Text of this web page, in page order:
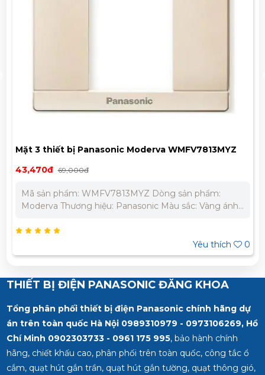
Mặt 3 thiết bị Panasonic Moderva WMFV7813MYZ
43,470đ 69,000đ
Mã sản phẩm: WMFV7813MYZ Dòng sản phẩm:
Moderva Thương hiệu: Panasonic Màu sắc: Vàng ánh
Hành Chính Hãng 12 Tháng Liên hệ chúng tôi để nhận
báo giá tốt nhất cho dự án. Miền Bắc : 0989 310
979 – 0973 106 269 Miền Nam: 0902 303 733 – 0945
Yêu thích 0
THIẾT BỊ ĐIỆN PANASONIC ĐĂNG KHOA
Tổng phân phối thiết bị điện Panasonic chính hãng dự
án trên toàn quốc Hà Nội 0989310979 - 0973106269, Hồ
Chí Minh 0902303733 - 0961 175 995, bảo hành chính
hãng, chiết khấu cao, phân phối trên toàn quốc, công tắc ổ
cắm, quạt hút gắn trần, quạt hút gắn tường, quạt thông gió,